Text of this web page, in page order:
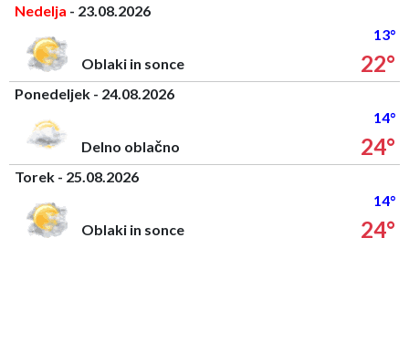
Nedelja - 23.08.2026
13°
Oblaki in sonce
22°
Ponedeljek - 24.08.2026
14°
Delno oblačno
24°
Torek - 25.08.2026
14°
Oblaki in sonce
24°